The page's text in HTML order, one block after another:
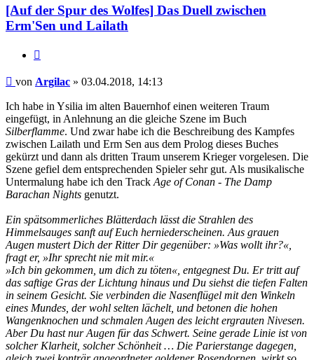
[Auf der Spur des Wolfes] Das Duell zwischen
Erm'Sen und Lailath
Beitrag
von Argilac » 03.04.2018, 14:13
Ich habe in Ysilia im alten Bauernhof einen weiteren Traum
eingefügt, in Anlehnung an die gleiche Szene im Buch
Silberflamme. Und zwar habe ich die Beschreibung des Kampfes
zwischen Lailath und Erm Sen aus dem Prolog dieses Buches
gekürzt und dann als dritten Traum unserem Krieger vorgelesen. Die
Szene gefiel dem entsprechenden Spieler sehr gut. Als musikalische
Untermalung habe ich den Track Age of Conan - The Damp
Barachan Nights genutzt.
Ein spätsommerliches Blätterdach lässt die Strahlen des
Himmelsauges sanft auf Euch herniederscheinen. Aus grauen
Augen mustert Dich der Ritter Dir gegenüber: »Was wollt ihr?«,
fragt er, »Ihr sprecht nie mit mir.«
»Ich bin gekommen, um dich zu töten«, entgegnest Du. Er tritt auf
das saftige Gras der Lichtung hinaus und Du siehst die tiefen Falten
in seinem Gesicht. Sie verbinden die Nasenflügel mit den Winkeln
eines Mundes, der wohl selten lächelt, und betonen die hohen
Wangenknochen und schmalen Augen des leicht ergrauten Nivesen.
Aber Du hast nur Augen für das Schwert. Seine gerade Linie ist von
solcher Klarheit, solcher Schönheit … Die Parierstange dagegen,